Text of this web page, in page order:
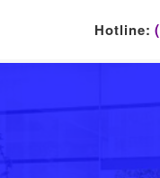
Hotline: